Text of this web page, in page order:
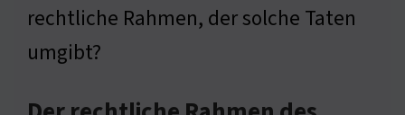
rechtliche Rahmen, der solche Taten
umgibt?